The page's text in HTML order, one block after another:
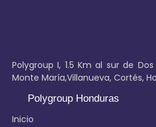
Polygroup I, 1.5 Km al sur de
Monte María,Villanueva, Cortés,
Polygroup Honduras
Inicio